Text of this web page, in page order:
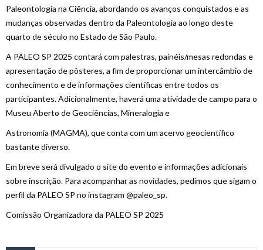
Paleontologia na Ciência, abordando os avanços conquistados e as
mudanças observadas dentro da Paleontologia ao longo deste
quarto de século no Estado de São Paulo.
A PALEO SP 2025 contará com palestras, painéis/mesas redondas e
apresentação de pôsteres, a fim de proporcionar um intercâmbio de
conhecimento e de informações científicas entre todos os
participantes. Adicionalmente, haverá uma atividade de campo para o
Museu Aberto de Geociências, Mineralogia e
Astronomia (MAGMA), que conta com um acervo geocientífico
bastante diverso.
Em breve será divulgado o site do evento e informações adicionais
sobre inscrição. Para acompanhar as novidades, pedimos que sigam o
perfil da PALEO SP no instagram @paleo_sp.
Comissão Organizadora da PALEO SP 2025